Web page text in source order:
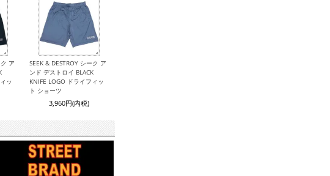
ア
ッ
SEEK & DESTROY シーク ア
ンド デストロイ BLACK
KNIFE LOGO ドライフィッ
ト ショーツ
3,960円(内税)